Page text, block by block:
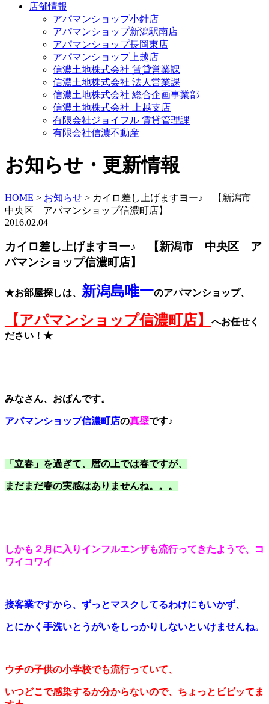
店舗情報
アパマンショップ小針店
アパマンショップ新潟駅南店
アパマンショップ長岡東店
アパマンショップ上越店
信濃土地株式会社 賃貸営業課
信濃土地株式会社 法人営業課
信濃土地株式会社 総合企画事業部
信濃土地株式会社 上越支店
有限会社ジョイフル 賃貸管理課
有限会社信濃不動産
お知らせ・更新情報
HOME > お知らせ > カイロ差し上げますヨー♪ 【新潟市
中央区 アパマンショップ信濃町店】
2016.02.04
カイロ差し上げますヨー♪ 【新潟市 中央区 ア
パマンショップ信濃町店】
★お部屋探しは、 新潟島唯一のアパマンショップ、
【アパマンショップ信濃町店】
へお任せく
ださい！★
みなさん、おばんです。
アパマンショップ信濃町店の真壁です♪
「立春」を過ぎて、暦の上では春ですが、
まだまだ春の実感はありませんね。。。
しかも２月に入りインフルエンザも流行ってきたようで、コ
ワイコワイ
接客業ですから、ずっとマスクしてるわけにもいかず、
とにかく手洗いとうがいをしっかりしないといけませんね。
ウチの子供の小学校でも流行っていて、
いつどこで感染するか分からないので、ちょっとビビッてま